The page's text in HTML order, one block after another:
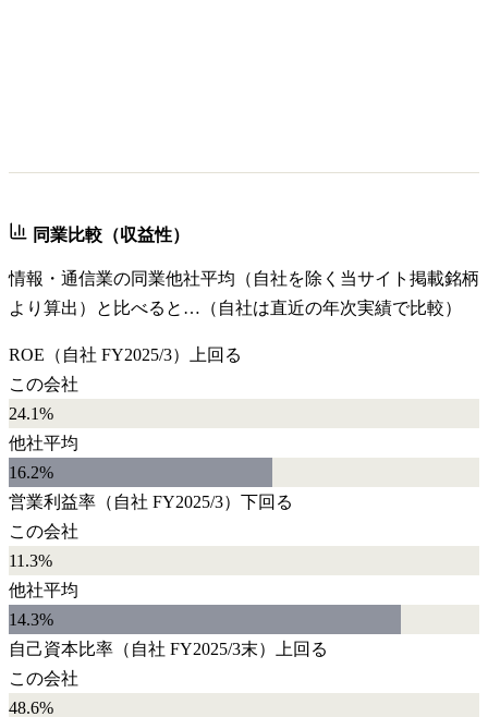
同業比較（収益性）
情報・通信業の同業他社平均（自社を除く当サイト掲載銘柄
より算出）と比べると…（自社は直近の年次実績で比較）
ROE （自社 FY2025/3）
上回る
この会社
24.1%
他社平均
16.2%
営業利益率 （自社 FY2025/3） 下回る
この会社
11.3%
他社平均
14.3%
自己資本比率 （自社 FY2025/3末）
上回る
この会社
48.6%